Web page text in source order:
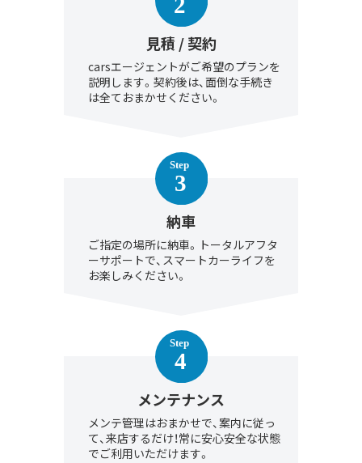
見積 / 契約
carsエージェントがご希望のプランを
説明します。契約後は、面倒な手続き
は全ておまかせください。
納車
ご指定の場所に納車。トータルアフタ
ーサポートで、スマートカーライフを
お楽しみください。
メンテナンス
メンテ管理はおまかせで、案内に従っ
て、来店するだけ！常に安心安全な状態
でご利用いただけます。